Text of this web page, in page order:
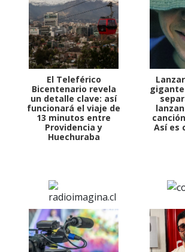
El Teleférico
Bicentenario revela
un detalle clave: así
funcionará el viaje de
13 minutos entre
Providencia y
Huechuraba
gigante
Así es